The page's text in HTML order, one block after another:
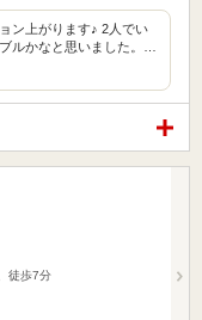
ン上がります♪ 2人でい
ルかなと思いました。…
徒歩7分